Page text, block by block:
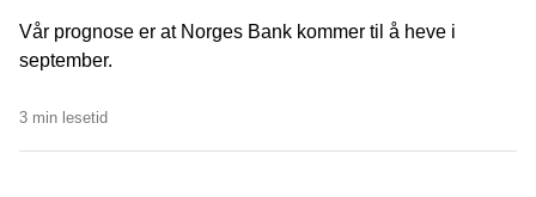
Vår prognose er at Norges Bank kommer til å heve i
september.
3 min lesetid